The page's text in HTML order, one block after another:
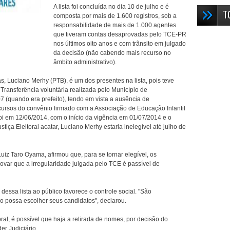
A lista foi concluída no dia 10 de julho e é
composta por mais de 1.600 registros, sob a
responsabilidade de mais de 1.000 agentes
que tiveram contas desaprovadas pelo TCE-PR
nos últimos oito anos e com trânsito em julgado
da decisão (não cabendo mais recurso no
âmbito administrativo).
Luciano Merhy (PTB), é um dos presentes na lista, pois teve
voluntária realizada pelo Município de
(quando era prefeito), tendo em vista a ausência de
do convênio firmado com a Associação de Educação Infantil
em 12/06/2014, com o início da vigência em 01/07/2014 e o
Eleitoral acatar, Luciano Merhy estaria inelegível até julho de
Taro Oyama, afirmou que, para se tornar elegível, os
que a irregularidade julgada pelo TCE é passível de
lista ao público favorece o controle social. "São
possa escolher seus candidatos", declarou.
é possível que haja a retirada de nomes, por decisão do
Judiciário.